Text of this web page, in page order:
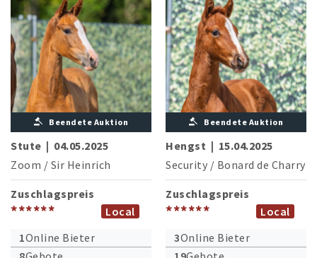
Beendete Auktion
Stute | 04.05.2025
Zoom / Sir Heinrich
Zuschlagspreis
******
Local
1Online Bieter
Beendete Auktion
Hengst | 15.04.2025
Security / Bonard de Charry
Zuschlagspreis
******
Local
3Online Bieter